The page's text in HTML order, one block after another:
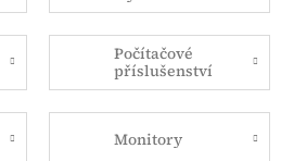
Počítačové
příslušenství
Monitory